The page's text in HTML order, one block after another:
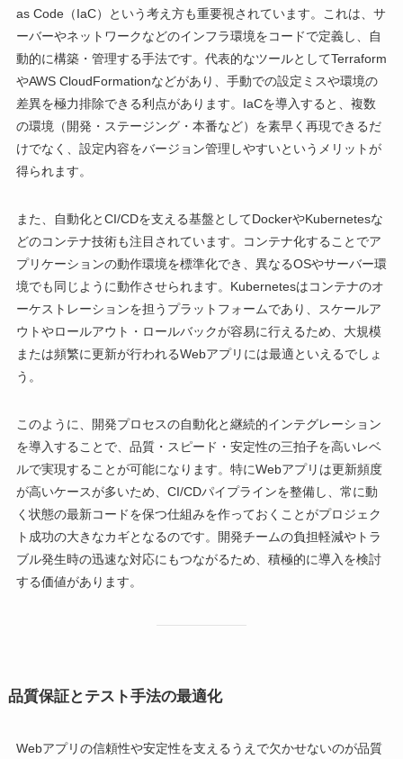
as Code（IaC）という考え方も重要視されています。これは、サ
ーバーやネットワークなどのインフラ環境をコードで定義し、自
動的に構築・管理する手法です。代表的なツールとしてTerraform
やAWS CloudFormationなどがあり、手動での設定ミスや環境の
差異を極力排除できる利点があります。IaCを導入すると、複数
の環境（開発・ステージング・本番など）を素早く再現できるだ
けでなく、設定内容をバージョン管理しやすいというメリットが
得られます。
また、自動化とCI/CDを支える基盤としてDockerやKubernetesな
どのコンテナ技術も注目されています。コンテナ化することでア
プリケーションの動作環境を標準化でき、異なるOSやサーバー環
境でも同じように動作させられます。Kubernetesはコンテナのオ
ーケストレーションを担うプラットフォームであり、スケールア
ウトやロールアウト・ロールバックが容易に行えるため、大規模
または頻繁に更新が行われるWebアプリには最適といえるでしょ
う。
このように、開発プロセスの自動化と継続的インテグレーション
を導入することで、品質・スピード・安定性の三拍子を高いレベ
ルで実現することが可能になります。特にWebアプリは更新頻度
が高いケースが多いため、CI/CDパイプラインを整備し、常に動
く状態の最新コードを保つ仕組みを作っておくことがプロジェク
ト成功の大きなカギとなるのです。開発チームの負担軽減やトラ
ブル発生時の迅速な対応にもつながるため、積極的に導入を検討
する価値があります。
品質保証とテスト手法の最適化
Webアプリの信頼性や安定性を支えるうえで欠かせないのが品質